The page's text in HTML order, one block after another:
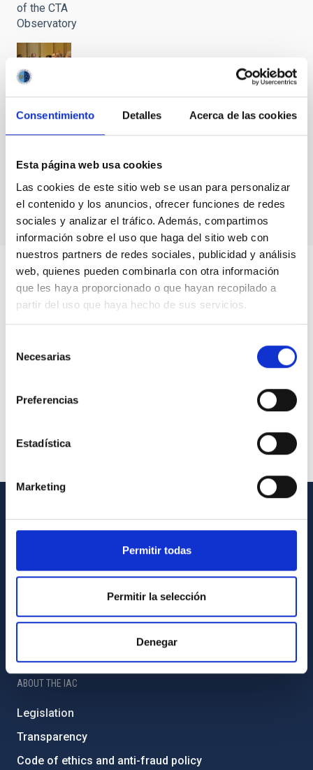
Consentimiento Detalles Acerca de las cookies
Esta página web usa cookies
Las cookies de este sitio web se usan para personalizar
el contenido y los anuncios, ofrecer funciones de redes
sociales y analizar el tráfico. Además, compartimos
información sobre el uso que haga del sitio web con
nuestros partners de redes sociales, publicidad y análisis
web, quienes pueden combinarla con otra información
que les haya proporcionado o que hayan recopilado a
partir del uso que haya hecho de sus servicios.
Necesarias
Preferencias
Estadística
Marketing
Permitir todas
Permitir la selección
Denegar
of the CTA
Observatory
La Palma
hosts the
the Board
Observatory
GENERAL INFORMATION
How to get to the IAC
Library
ABOUT THE IAC
Legislation
Transparency
Code of ethics and anti-fraud policy